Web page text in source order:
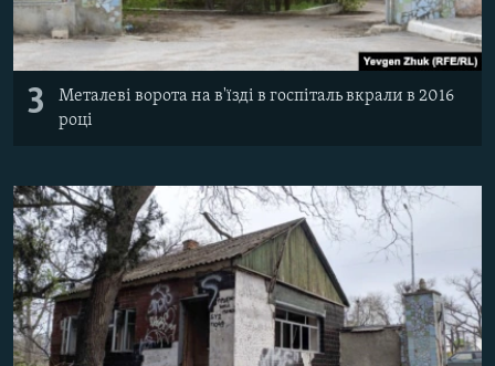
3
Металеві ворота на в'їзді в госпіталь вкрали в 2016
році